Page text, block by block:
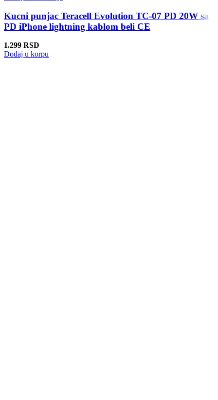
Kucni punjac Teracell Evolution TC-07 PD 20W sa
PD iPhone lightning kablom beli CE
1.299 RSD
Dodaj u korpu